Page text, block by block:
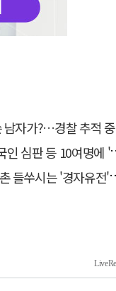
남자가?…경찰 추적 중
판 등 10여명에 '성 접대'
시는 '경자유전'의 칼날